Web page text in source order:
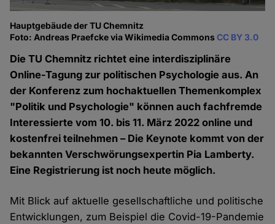
Hauptgebäude der TU Chemnitz
Foto: Andreas Praefcke via Wikimedia CommonsCC BY 3.0
Die TU Chemnitz richtet eine interdisziplinäre
Online-Tagung zur politischen Psychologie aus. An
der Konferenz zum hochaktuellen Themenkomplex
"Politik und Psychologie" können auch fachfremde
Interessierte vom 10. bis 11. März 2022 online und
kostenfrei teilnehmen – Die Keynote kommt von der
bekannten Verschwörungsexpertin Pia Lamberty.
Eine Registrierung ist noch heute möglich.
Mit Blick auf aktuelle gesellschaftliche und politische
Entwicklungen, zum Beispiel die Covid-19-Pandemie